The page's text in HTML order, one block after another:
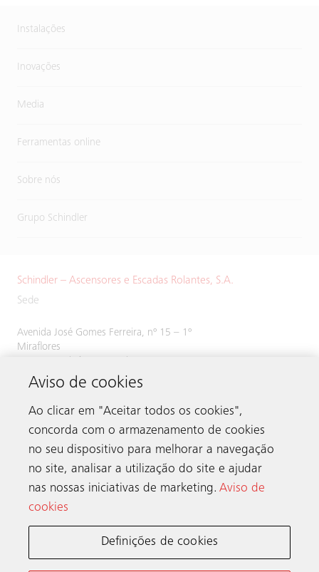
Instalações
Inovações
Media
Ferramentas online
Sobre nós
Grupo Schindler
Schindler – Ascensores e Escadas Rolantes, S.A.
Sede
Avenida José Gomes Ferreira, nº 15 – 1º
Miraflores
Tel: 214 243 800
Contacto
A Schindler no mundo
Aviso de cookies
Ao clicar em "Aceitar todos os cookies",
concorda com o armazenamento de cookies
no seu dispositivo para melhorar a navegação
no site, analisar a utilização do site e ajudar
nas nossas iniciativas de marketing. Aviso de
cookies
Definições de cookies